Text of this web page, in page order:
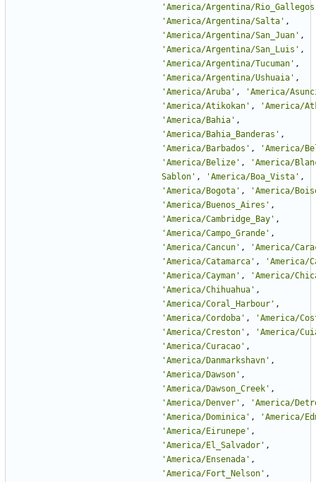
'America/Argentina/Rio_Gallegos
'America/Argentina/Salta ' ,
'America/Argentina/San_Juan ' ,
'America/Argentina/San_Luis ' ,
'America/Argentina/Tucuman ' ,
'America/Argentina/Ushuaia ' ,
'America/Aruba ' , 'America/
'America/Atikokan ' , 'America/
'America/Bahia ' ,
'America/Bahia_Banderas ' ,
'America/Barbados ' , 'America/
'America/Belize ' , 'America/
Sablon ' , 'America/Boa_Vista ' ,
'America/Bogota ' , 'America/
'America/Buenos_Aires ' ,
'America/Cambridge_Bay ' ,
'America/Campo_Grande ' ,
'America/Cancun ' , 'America/
'America/Catamarca ' , 'America/
'America/Cayman ' , 'America/
'America/Chihuahua ' ,
'America/Coral_Harbour ' ,
'America/Cordoba ' , 'America/
'America/Creston ' , 'America/
'America/Curacao ' ,
'America/Danmarkshavn ' ,
'America/Dawson ' ,
'America/Dawson_Creek ' ,
'America/Denver ' , 'America/
'America/Dominica ' , 'America/
'America/Eirunepe ' ,
'America/El_Salvador ' ,
'America/Ensenada ' ,
'America/Fort_Nelson ' ,